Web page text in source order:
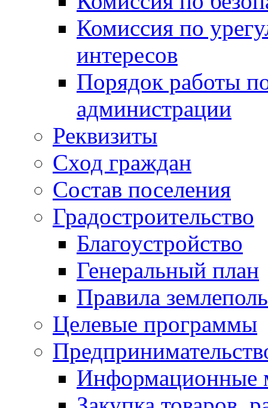
Комиссия по
интересов
Порядок работы
администрации
Реквизиты
Сход граждан
Состав поселения
Градостроительство
Благоустройство
Генеральный план
Правила
Целевые программы
Информационные